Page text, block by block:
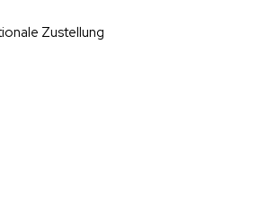
Zustellung